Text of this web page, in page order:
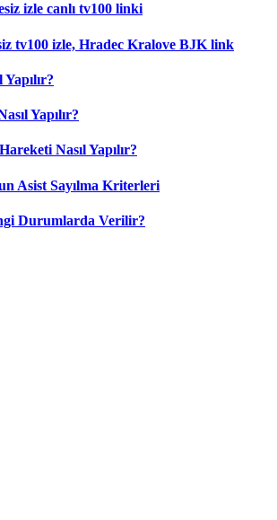
izle canlı tv100 linki
tv100 izle, Hradec Kralove BJK link
Yapılır?
Nasıl Yapılır?
Asist Sayılma Kriterleri
Durumlarda Verilir?